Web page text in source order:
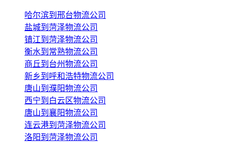
哈尔滨到邢台物流公司
盐城到菏泽物流公司
镇江到菏泽物流公司
衡水到常熟物流公司
商丘到台州物流公司
新乡到呼和浩特物流公司
唐山到濮阳物流公司
西宁到白云区物流公司
唐山到襄阳物流公司
连云港到菏泽物流公司
洛阳到菏泽物流公司